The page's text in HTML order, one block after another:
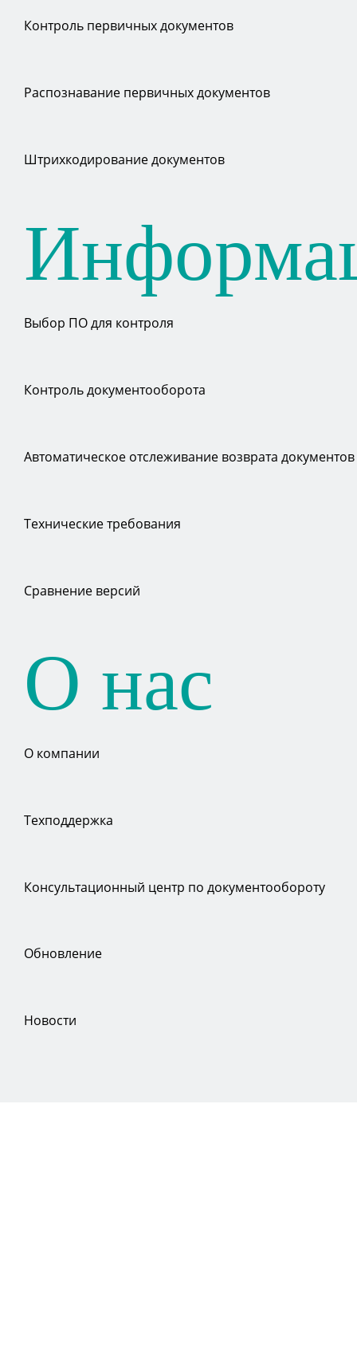
Контроль первичных документов
Распознавание первичных документов
Штрихкодирование документов
Выбор ПО для контроля
Контроль документооборота
Автоматическое отслеживание возврата документов
Технические требования
Сравнение версий
О нас
О компании
Техподдержка
Консультационный центр по документообороту
Обновление
Новости